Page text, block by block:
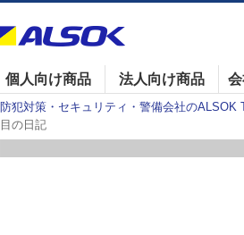
個人向け商品 法人向け商品
防犯対策・セキュリティ・警備会社のALSOK
目の日記